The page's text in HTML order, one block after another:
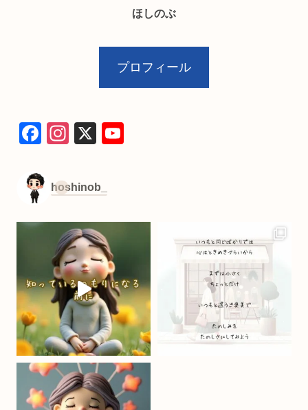
ほしのぶ
プロフィール
F
c
e
b
o
k
In
a
gr
a
m
X
u
C
h
a
n
n
el
hoshinob_